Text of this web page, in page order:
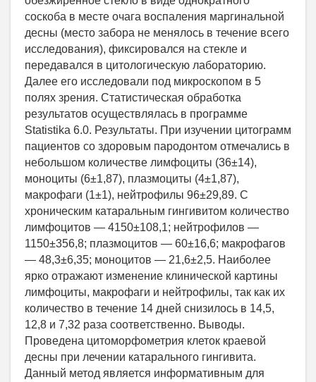
соскоба в месте очага воспаления маргинальной
десны (место забора не менялось в течение всего
исследования), фиксировался на стекле и
передавался в цитологическую лабораторию.
Далее его исследовали под микроскопом в 5
полях зрения. Статистическая обработка
результатов осуществлялась в программе
Statistika 6.0. Результаты. При изучении цитограмм
пациентов со здоровым пародонтом отмечались в
небольшом количестве лимфоциты (36±14),
моноциты (6±1,87), плазмоциты (4±1,87),
макрофаги (1±1), нейтрофилы 96±29,89. С
хроническим катаральным гингивитом количество
лимфоцитов — 4150±108,1; нейтрофилов —
1150±356,8; плазмоцитов — 60±16,6; макрофагов
— 48,3±6,35; моноцитов — 21,6±2,5. Наиболее
ярко отражают изменение клинической картины
лимфоциты, макрофаги и нейтрофилы, так как их
количество в течение 14 дней снизилось в 14,5,
12,8 и 7,32 раза соответственно. Выводы.
Проведена цитоморфометрия клеток краевой
десны при лечении катарального гингивита.
Данный метод является информативным для